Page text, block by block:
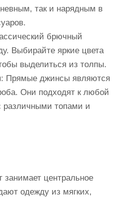
так и нарядным в
брючный
Выбирайте яркие цвета
выделиться из толпы.
Прямые джинсы являются
Они подходят к любой
различными топами и
центральное
одежду из мягких,